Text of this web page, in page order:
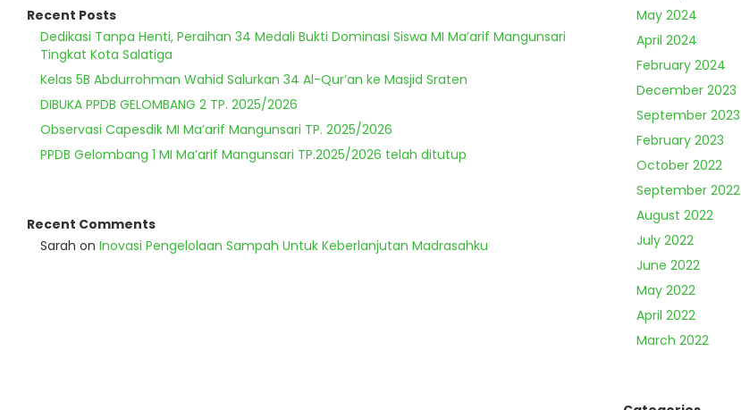
Recent Posts
Dedikasi Tanpa Henti, Peraihan 34 Medali Bukti Dominasi Siswa MI Ma’arif Mangunsari
Tingkat Kota Salatiga
Kelas 5B Abdurrohman Wahid Salurkan 34 Al-Qur’an ke Masjid Sraten
DIBUKA PPDB GELOMBANG 2 TP. 2025/2026
Observasi Capesdik MI Ma’arif Mangunsari TP. 2025/2026
PPDB Gelombang 1 MI Ma’arif Mangunsari TP.2025/2026 telah ditutup
Recent Comments
Sarah on Inovasi Pengelolaan Sampah Untuk Keberlanjutan Madrasahku
May 2024
April 2024
February 2024
December 2023
September 2023
February 2023
October 2022
September 2022
August 2022
July 2022
June 2022
May 2022
April 2022
March 2022